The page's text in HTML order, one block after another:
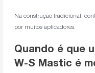
Na construção tradicional,
por muitos aplicadores.
Quando é que
W-S Mastic é